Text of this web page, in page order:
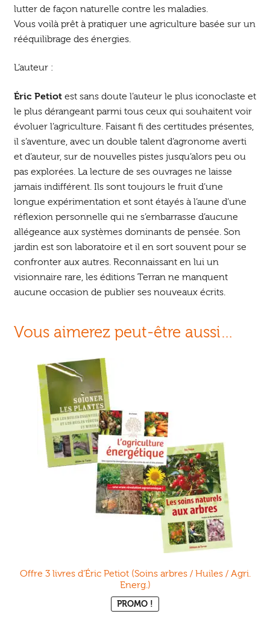
lutter de façon naturelle contre les maladies.
Vous voilà prêt à pratiquer une agriculture basée sur un
rééquilibrage des énergies.
L’auteur :
Éric Petiotest sans doute l’auteur le plus iconoclaste et
le plus dérangeant parmi tous ceux qui souhaitent voir
évoluer l’agriculture. Faisant fi des certitudes présentes,
il s’aventure, avec un double talent d’agronome averti
et d’auteur, sur de nouvelles pistes jusqu’alors peu ou
pas explorées. La lecture de ses ouvrages ne laisse
jamais indifférent. Ils sont toujours le fruit d’une
longue expérimentation et sont étayés à l’aune d’une
réflexion personnelle qui ne s’embarrasse d’aucune
allégeance aux systèmes dominants de pensée. Son
jardin est son laboratoire et il en sort souvent pour se
confronter aux autres. Reconnaissant en lui un
visionnaire rare, les éditions Terran ne manquent
aucune occasion de publier ses nouveaux écrits.
Vous aimerez peut-être aussi…
Offre 3 livres d’Éric Petiot (Soins arbres / Huiles / Agri.
Energ.)
PROMO !